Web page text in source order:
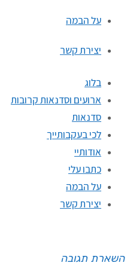
על הבמה
יצירת קשר
בלוג
ארועים וסדנאות קרובות
סדנאות
לכי בעקבותייך
אודותיי
כתבו עלי
על הבמה
יצירת קשר
השארת תגובה